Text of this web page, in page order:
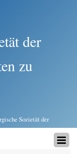
der
zu
Sozietät der